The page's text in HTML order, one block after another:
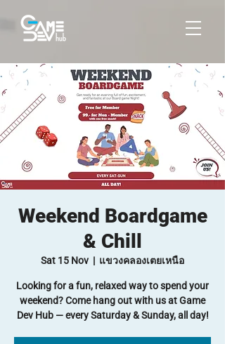
Weekend Boardgame
& Chill
Sat 15 Nov
  |
แขวงคลองเตยเหนือ
Looking for a fun, relaxed way to spend your
weekend? Come hang out with us at Game
Dev Hub — every Saturday & Sunday, all day!